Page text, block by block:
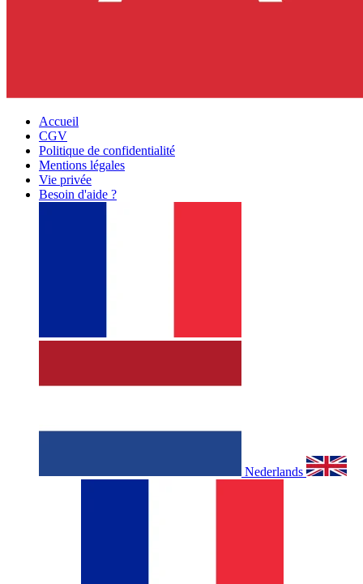
Accueil
CGV
Politique de confidentialité
Mentions légales
Vie privée
Besoin d'aide ?
Nederlands